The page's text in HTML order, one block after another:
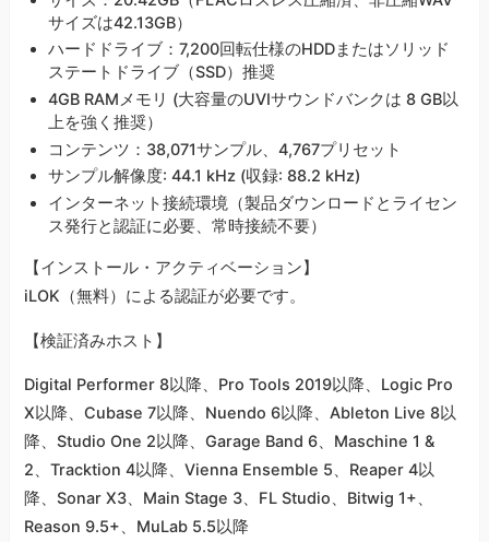
サイズは42.13GB）
ハードドライブ：7,200回転仕様のHDDまたはソリッド
ステートドライブ（SSD）推奨
4GB RAMメモリ (大容量のUVIサウンドバンクは 8 GB以
上を強く推奨）
コンテンツ：38,071サンプル、4,767プリセット
サンプル解像度: 44.1 kHz (収録: 88.2 kHz)
インターネット接続環境（製品ダウンロードとライセン
ス発行と認証に必要、常時接続不要）
【インストール・アクティベーション】
iLOK（無料）による認証が必要です。
【検証済みホスト】
Digital Performer 8以降、Pro Tools 2019以降、Logic Pro
X以降、Cubase 7以降、Nuendo 6以降、Ableton Live 8以
降、Studio One 2以降、Garage Band 6、Maschine 1 &
2、Tracktion 4以降、Vienna Ensemble 5、Reaper 4以
降、Sonar X3、Main Stage 3、FL Studio、Bitwig 1+、
Reason 9.5+、MuLab 5.5以降